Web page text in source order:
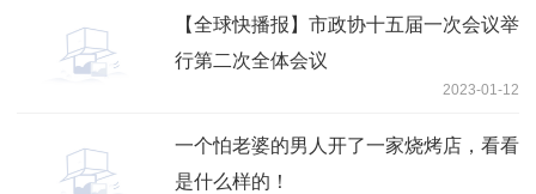
【全球快播报】市政协十五届一次会议举
行第二次全体会议
2023-01-12
一个怕老婆的男人开了一家烧烤店，看看
是什么样的！